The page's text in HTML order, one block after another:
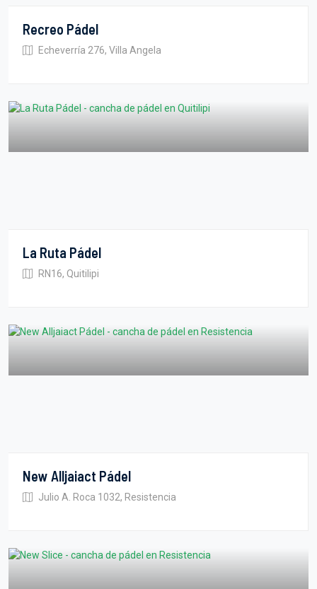
Recreo Pádel
Echeverría 276, Villa Angela
La Ruta Pádel
RN16, Quitilipi
New Alljaiact Pádel
Julio A. Roca 1032, Resistencia